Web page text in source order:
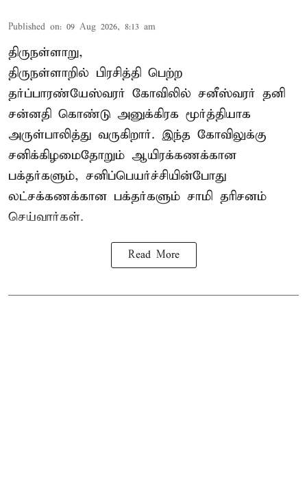
Published on: 09 Aug 2026, 8:13 am
திருநள்ளாறு,
திருநள்ளாறில் பிரசித்தி பெற்ற
தர்ப்பாரண்யேஸ்வரர் கோவிலில் சனீஸ்வரர் தனி
சன்னதி கொண்டு அனுக்கிரக மூர்த்தியாக
அருள்பாலித்து வருகிறார். இந்த கோவிலுக்கு
சனிக்கிழமைதோறும் ஆயிரக்கணக்கான
பக்தர்களும், சனிப்பெயர்ச்சியின்போது
லட்சக்கணக்கான பக்தர்களும் சாமி தரிசனம்
செய்வார்கள்.
Read More